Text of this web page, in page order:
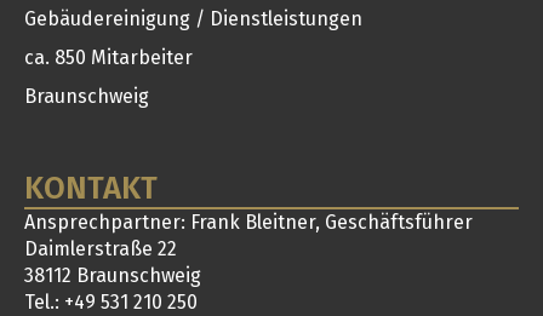
Gebäudereinigung / Dienstleistungen
ca. 850 Mitarbeiter
Braunschweig
KONTAKT
Ansprechpartner: Frank Bleitner, Geschäftsführer
Daimlerstraße 22
38112 Braunschweig
Tel.: +49 531 210 250